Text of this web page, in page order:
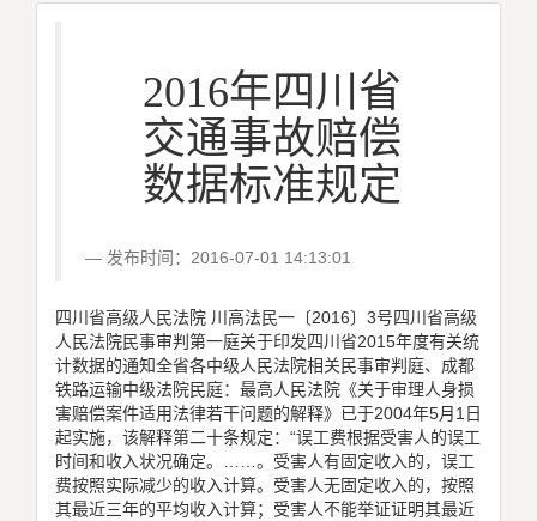
2016年四川省
交通事故赔偿
数据标准规定
发布时间：2016-07-01 14:13:01
四川省高级人民法院 川高法民一〔2016〕3号四川省高级
人民法院民事审判第一庭关于印发四川省2015年度有关统
计数据的通知全省各中级人民法院相关民事审判庭、成都
铁路运输中级法院民庭：最高人民法院《关于审理人身损
害赔偿案件适用法律若干问题的解释》已于2004年5月1日
起实施，该解释第二十条规定：“误工费根据受害人的误工
时间和收入状况确定。……。受害人有固定收入的，误工
费按照实际减少的收入计算。受害人无固定收入的，按照
其最近三年的平均收入计算；受害人不能举证证明其最近